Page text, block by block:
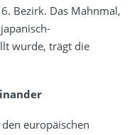
Bezirk. Das Mahnmal,
wurde, trägt die
europäischen